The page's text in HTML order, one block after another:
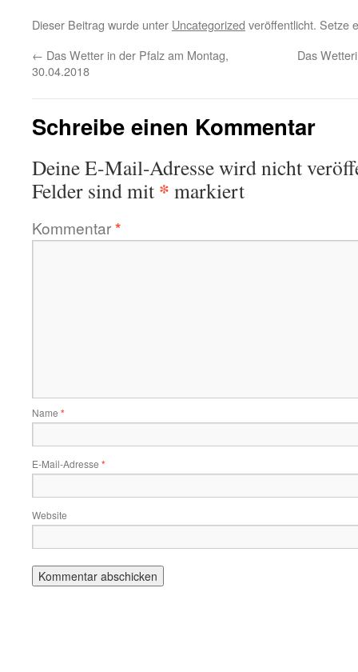
Dieser Beitrag wurde unter Uncategorized veröffentlicht. Setze
← Das Wetter in der Pfalz am Montag,
30.04.2018
Das
Schreibe einen Kommentar
Deine E-Mail-Adresse wird nicht
Felder sind mit * markiert
Kommentar*
Name *
E-Mail-Adresse *
Website